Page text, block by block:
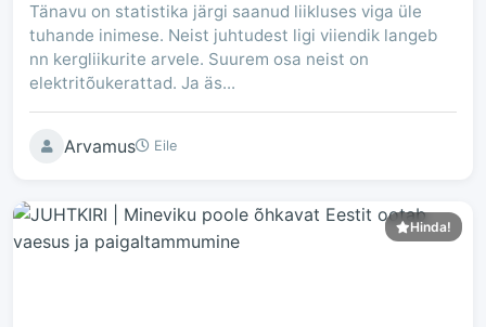
Tänavu on statistika järgi saanud liikluses viga üle
tuhande inimese. Neist juhtudest ligi viiendik langeb
nn kergliikurite arvele. Suurem osa neist on
elektritõukerattad. Ja äs...
Arvamus Eile
Hinda!